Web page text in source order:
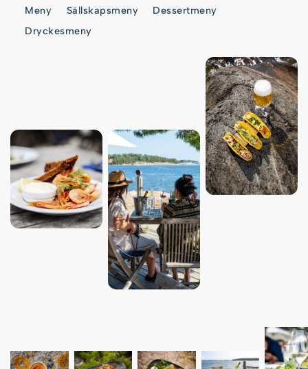
Meny Sällskapsmeny
Dessertmeny
Dryckesmeny